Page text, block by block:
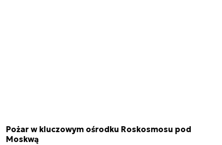
Pożar w kluczowym ośrodku Roskosmosu pod
Moskwą